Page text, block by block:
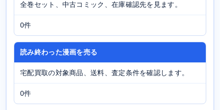
全巻セット、中古コミック、在庫確認先を見ます。
0件
読み終わった漫画を売る
宅配買取の対象商品、送料、査定条件を確認します。
0件